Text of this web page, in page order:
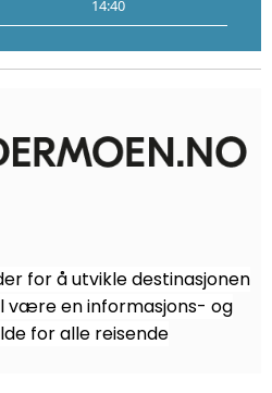
14:40
for å utvikle destinasjonen
være en informasjons- og
for alle reisende